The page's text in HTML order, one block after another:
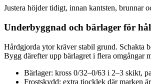
Justera höjder tidigt, innan kantsten, brunnar
Underbyggnad och bärlager för
Hårdgjorda ytor kräver stabil grund. Schakta
Bygg därefter upp bärlagret i flera omgångar
Bärlager: kross 0/32–0/63 i 2–3 skikt,
Frostskydd: extra tjocklek där marken